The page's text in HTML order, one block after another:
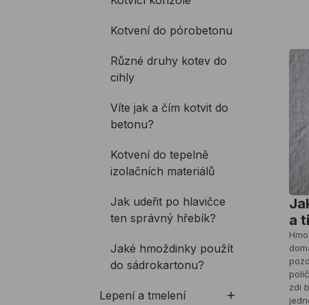
Kotvení do pórobetonu
Různé druhy kotev do
cihly
Víte jak a čím kotvit do
betonu?
Kotvení do tepelně
izolačních materiálů
Jak udeřit po hlavičce
ten správný hřebík?
Jaké hmoždinky použít
do sádrokartonu?
Lepení a tmelení
a
zdi